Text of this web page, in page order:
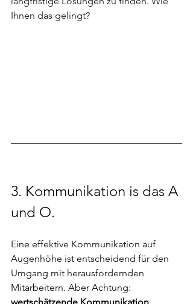
Ihnen das gelingt?
3. Kommunikation is das A
und O.
Eine effektive Kommunikation auf
Augenhöhe ist entscheidend für den
Umgang mit herausfordernden
Mitarbeitern. Aber Achtung:
wertschätzende Kommunikation